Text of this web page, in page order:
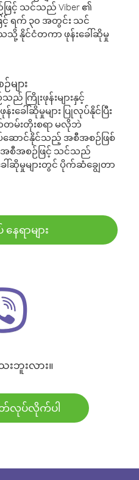
ဖြင့် သင်သည် Viber ၏
င့် ရက် ၃၀ အတွင်း သင်
နိုင်ငံတကာ ဖုန်းခေါ်ဆိုမှု
ျား
ကြိုးဖုန်းများနှင့်
ခေါ်ဆိုမှုများ ပြုလုပ်နိုင်ပြီး
းတိုးစရာ မလိုဘဲ
ဆောင်နိုင်သည့် အစီအစဉ်ဖြစ်
အစီအစဉ်ဖြင့် သင်သည်
ါ်ဆိုမှုများတွင် ပိုက်ဆံချွေတာ
ေရာများ
းဘူးလား။
တ်လုပ်လိုက်ပါ